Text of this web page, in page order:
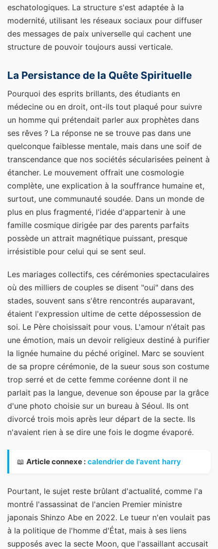
eschatologiques. La structure s'est adaptée à la
modernité, utilisant les réseaux sociaux pour diffuser
des messages de paix universelle qui cachent une
structure de pouvoir toujours aussi verticale.
La Persistance de la Quête Spirituelle
Pourquoi des esprits brillants, des étudiants en
médecine ou en droit, ont-ils tout plaqué pour suivre
un homme qui prétendait parler aux prophètes dans
ses rêves ? La réponse ne se trouve pas dans une
quelconque faiblesse mentale, mais dans une soif de
transcendance que nos sociétés sécularisées peinent à
étancher. Le mouvement offrait une cosmologie
complète, une explication à la souffrance humaine et,
surtout, une communauté soudée. Dans un monde de
plus en plus fragmenté, l'idée d'appartenir à une
famille cosmique dirigée par des parents parfaits
possède un attrait magnétique puissant, presque
irrésistible pour celui qui se sent seul.
Les mariages collectifs, ces cérémonies spectaculaires
où des milliers de couples se disent "oui" dans des
stades, souvent sans s'être rencontrés auparavant,
étaient l'expression ultime de cette dépossession de
soi. Le Père choisissait pour vous. L'amour n'était pas
une émotion, mais un devoir religieux destiné à purifier
la lignée humaine du péché originel. Marc se souvient
de sa propre cérémonie, de la sueur sous son costume
trop serré et de cette femme coréenne dont il ne
parlait pas la langue, devenue son épouse par la grâce
d'une photo choisie sur un bureau à Séoul. Ils ont
divorcé trois mois après leur départ de la secte. Ils
n'avaient rien à se dire une fois le dogme évaporé.
📖 Article connexe : calendrier de l'avent harry
Pourtant, le sujet reste brûlant d'actualité, comme l'a
montré l'assassinat de l'ancien Premier ministre
japonais Shinzo Abe en 2022. Le tueur n'en voulait pas
à la politique de l'homme d'État, mais à ses liens
supposés avec la secte Moon, que l'assaillant accusait